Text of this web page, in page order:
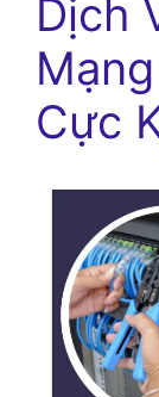
Dịch
Cực